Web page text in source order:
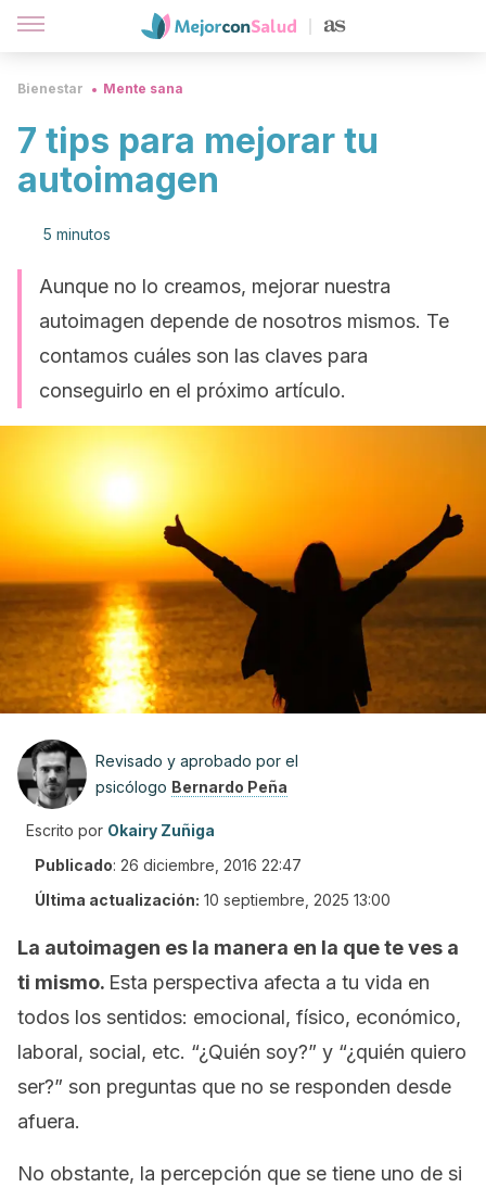
Bienestar Mente sana
7 tips para mejorar tu
autoimagen
5 minutos
Aunque no lo creamos, mejorar nuestra
autoimagen depende de nosotros mismos. Te
contamos cuáles son las claves para
conseguirlo en el próximo artículo.
Revisado y aprobado por el
psicólogo Bernardo Peña
Escrito por Okairy Zuñiga
Publicado: 26 diciembre, 2016 22:47
Última actualización: 10 septiembre, 2025 13:00
La autoimagen es la manera en la que te ves a
ti mismo. Esta perspectiva afecta a tu vida en
todos los sentidos: emocional, físico, económico,
laboral, social, etc. “¿Quién soy?” y “¿quién quiero
ser?” son preguntas que no se responden desde
afuera.
No obstante, la percepción que se tiene uno de si